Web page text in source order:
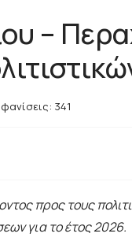
–
341
προς τους
για το έτος 2026.